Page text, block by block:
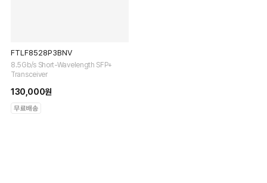
FTLF8528P3BNV
8.5Gb/s Short-Wavelength SFP+
Transceiver
130,000원